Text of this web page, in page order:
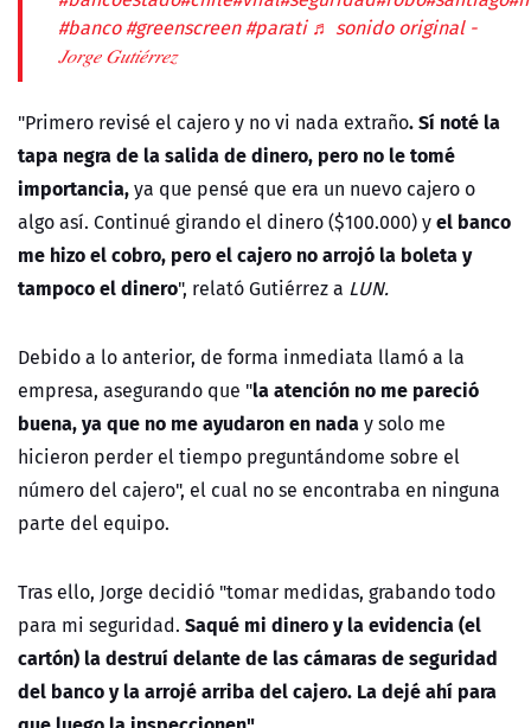
#banco #greenscreen #parati ♬ sonido original -
𝐽𝑜𝑟𝑔𝑒 𝐺𝑢𝑡𝑖𝑒́𝑟𝑟𝑒𝑧
"Primero revisé el cajero y no vi nada extraño. Sí noté la
tapa negra de la salida de dinero, pero no le tomé
importancia,ya que pensé que era un nuevo cajero o
algo así. Continué girando el dinero ($100.000) yel banco
me hizo el cobro, pero el cajero no arrojó la boleta y
tampoco el dinero", relató Gutiérrez a LUN.
Debido a lo anterior, de forma inmediata llamó a la
empresa, asegurando que "la atención no me pareció
buena, ya que no me ayudaron en naday solo me
hicieron perder el tiempo preguntándome sobre el
número del cajero", el cual no se encontraba en ninguna
parte del equipo.
Tras ello, Jorge decidió "tomar medidas, grabando todo
para mi seguridad. Saqué mi dinero y la evidencia (el
cartón) la destruí delante de las cámaras de seguridad
del banco y la arrojé arriba del cajero. La dejé ahí para